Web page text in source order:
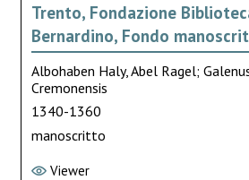
Trento, Fondazione
Bernardino, Fondo
Albohaben Haly, Abel Ragel;
Cremonensis
1340-1360
manoscritto
Viewer